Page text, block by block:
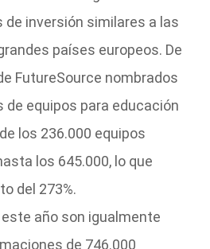
de inversión similares a las
países europeos. De
FutureSource nombrados
de equipos para educación
los 236.000 equipos
los 645.000, lo que
del 273%.
año son igualmente
de 746.000